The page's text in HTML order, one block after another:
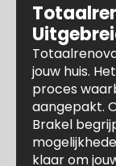
jouw huis.
proces
aangepakt.
Brakel
klaar om